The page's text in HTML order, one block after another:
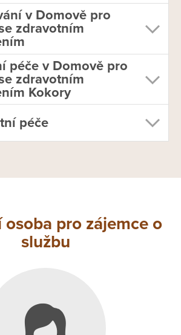
v Domově pro
zdravotním
péče v Domově pro
zdravotním
Kokory
péče
pro zájemce o
službu